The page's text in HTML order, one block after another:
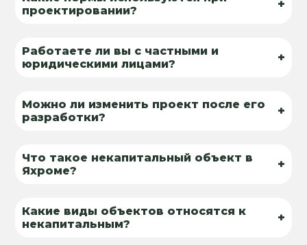
проектировании?
+
Работаете ли вы с частными и
юридическими лицами?
+
Можно ли изменить проект после его
разработки?
+
Что такое некапитальный объект в
Яхроме?
+
Какие виды объектов относятся к
некапитальным?
+